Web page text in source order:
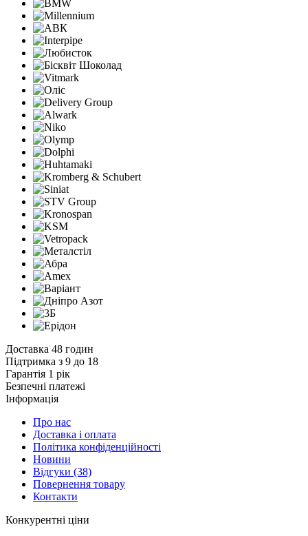
Доставка 48 годин
Підтримка з 9 до 18
Гарантія 1 рік
Безпечні платежі
Інформація
Про нас
Доставка і оплата
Політика конфіденційності
Новини
Відгуки (38)
Повернення товару
Контакти
Конкурентні ціни